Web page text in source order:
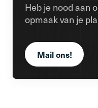
Heb je nood aan
opmaak van je
Mail ons!